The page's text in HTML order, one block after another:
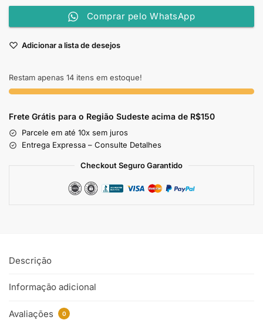
Comprar pelo WhatsApp
Adicionar a lista de desejos
Restam apenas 14 itens em estoque!
Frete Grátis para o Região Sudeste acima de R$150
Parcele em até 10x sem juros
Entrega Expressa – Consulte Detalhes
Checkout Seguro Garantido
Descrição
Informação adicional
Avaliações 0